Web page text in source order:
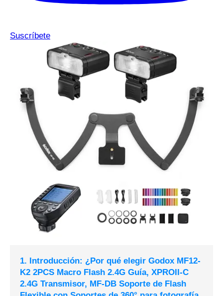
Suscríbete
1. Introducción: ¿Por qué elegir Godox MF12-
K2 2PCS Macro Flash 2.4G Guía, XPROII-C
2.4G Transmisor, MF-DB Soporte de Flash